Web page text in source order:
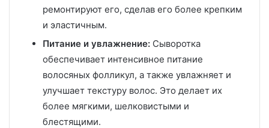
ремонтируют его, сделав его более крепким
и эластичным.
Питание и увлажнение: Сыворотка
обеспечивает интенсивное питание
волосяных фолликул, а также увлажняет и
улучшает текстуру волос. Это делает их
более мягкими, шелковистыми и
блестящими.